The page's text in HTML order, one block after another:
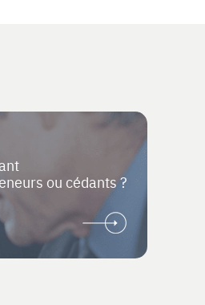
ou cédants ?